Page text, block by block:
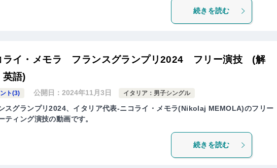
続きを読む
ライ・メモラ フランスグランプリ2024 フリー演技 (解
英語)
ト(3) 公開日：2024年11月3日 イタリア：男子シングル
スグランプリ2024、イタリア代表-ニコライ・メモラ(Nikolaj MEMOLA)のフリー
ティング演技の動画です。
続きを読む